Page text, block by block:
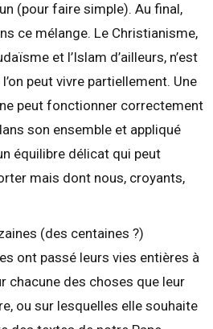
(pour faire simple). Au final,
ce mélange. Le Christianisme,
et l’Islam d’ailleurs, n’est
peut vivre partiellement. Une
peut fonctionner correctement
son ensemble et appliqué
équilibre délicat qui peut
mais dont nous, croyants,
(des centaines ?)
ont passé leurs vies entières à
chacune des choses que leur
ou sur lesquelles elle souhaite